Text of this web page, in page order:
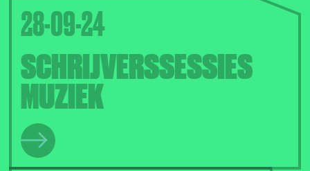
28-09-24
SCHRIJVERSSESSIES
MUZIEK